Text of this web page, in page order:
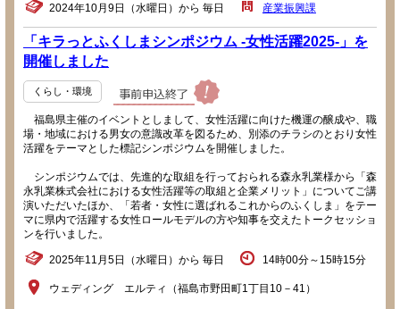
2024年10月9日（水曜日）から 毎日 産業振興課
「キラっとふくしまシンポジウム -女性活躍2025-」を
開催しました
くらし・環境
福島県主催のイベントとしまして、女性活躍に向けた機運の醸成や、職
場・地域における男女の意識改革を図るため、別添のチラシのとおり女性
活躍をテーマとした標記シンポジウムを開催しました。
シンポジウムでは、先進的な取組を行っておられる森永乳業様から「森
永乳業株式会社における女性活躍等の取組と企業メリット」についてご講
演いただいたほか、「若者・女性に選ばれるこれからのふくしま」をテー
マに県内で活躍する女性ロールモデルの方や知事を交えたトークセッショ
ンを行いました。
2025年11月5日（水曜日）から 毎日 14時00分～15時15分
ウェディング エルティ（福島市野田町1丁目10－41）